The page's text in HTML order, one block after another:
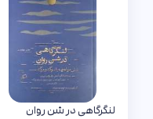
لنگرگاهی در شن روان